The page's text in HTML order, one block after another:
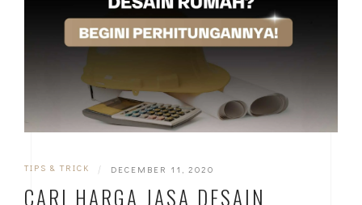
TIPS & TRICK | DECEMBER 11, 2020
CARI HARGA JASA DESAIN